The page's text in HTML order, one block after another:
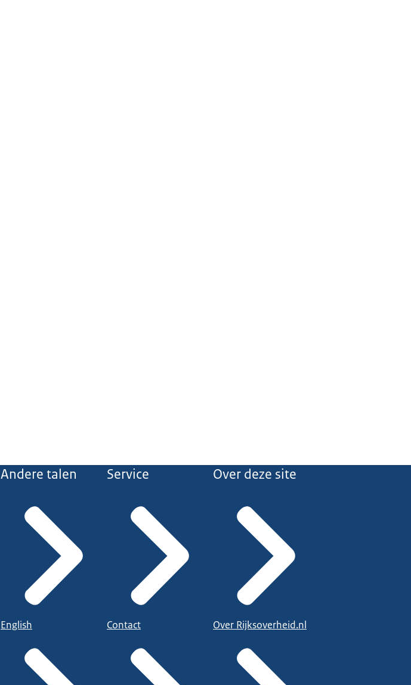
Andere talen
English
Service
Contact
Over deze site
Over Rijksoverheid.nl